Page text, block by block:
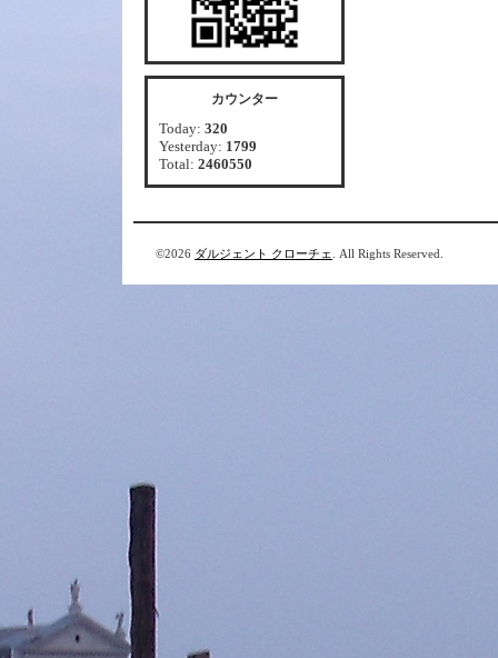
カウンター
Today: 320
Yesterday: 1799
Total: 2460550
©2026 ダルジェント クローチェ . All Rights Reserved.